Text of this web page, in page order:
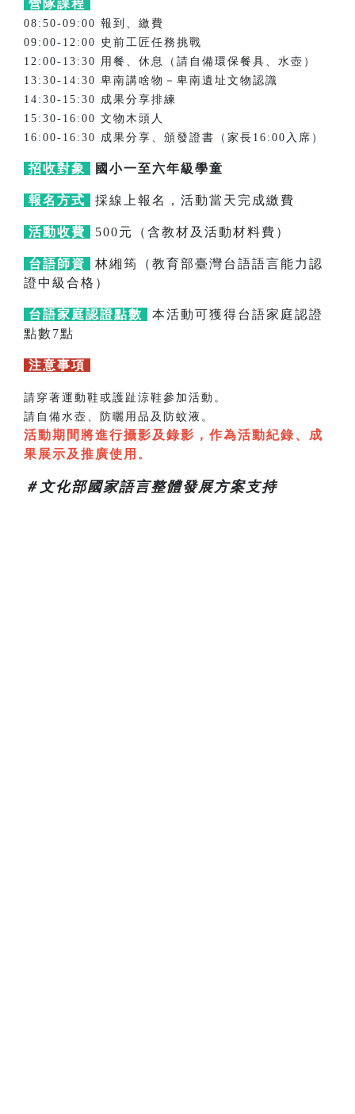
營隊課程
08:50-09:00 報到、繳費
09:00-12:00 史前工匠任務挑戰
12:00-13:30 用餐、休息（請自備環保餐具、水壺）
13:30-14:30 卑南講啥物－卑南遺址文物認識
14:30-15:30 成果分享排練
15:30-16:00 文物木頭人
16:00-16:30 成果分享、頒發證書（家長16:00入席）
招收對象 國小一至六年級學童
報名方式 採線上報名，活動當天完成繳費
活動收費 500元（含教材及活動材料費）
台語師資
林緗筠（教育部臺灣台語語言能力認
證中級合格）
台語家庭認證點數
本活動可獲得台語家庭認證
點數7點
注意事項
請穿著運動鞋或護趾涼鞋參加活動。
請自備水壺、防曬用品及防蚊液。
活動期間將進行攝影及錄影，作為活動紀錄、成
果展示及推廣使用 。
＃文化部國家語言整體發展方案支持